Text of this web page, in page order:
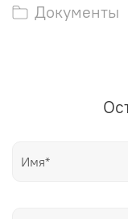
Документы